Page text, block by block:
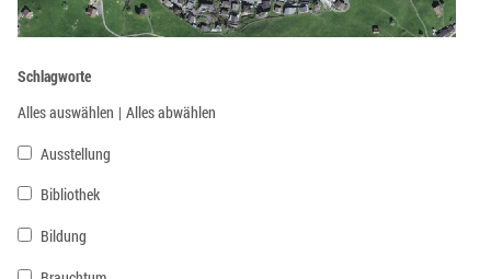
Schlagworte
Alles auswählen | Alles abwählen
Ausstellung
Bibliothek
Bildung